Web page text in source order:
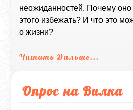
неожиданностей. Почему оно
этого избежать? И что это
о жизни?
Читать Дальше...
Опрос на Вилка